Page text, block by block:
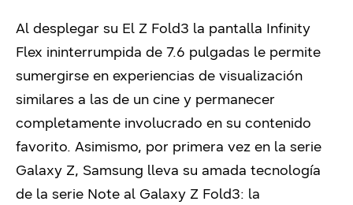
Al desplegar su El Z Fold3 la pantalla Infinity
Flex ininterrumpida de 7.6 pulgadas le permite
sumergirse en experiencias de visualización
similares a las de un cine y permanecer
completamente involucrado en su contenido
favorito. Asimismo, por primera vez en la serie
Galaxy Z, Samsung lleva su amada tecnología
de la serie Note al Galaxy Z Fold3: la